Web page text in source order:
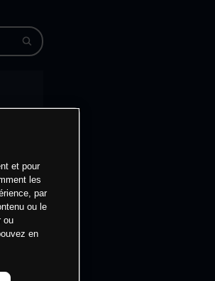
et pour
les
par
ou le
ou
en